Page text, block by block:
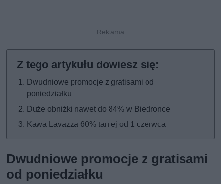
Dwudniowe promocje z gratisami od
poniedziałku
Duże obniżki nawet do 84% w Biedronce
Kawa Lavazza 60% taniej od 1 czerwca
Dwudniowe promocje z gratisami
od poniedziałku